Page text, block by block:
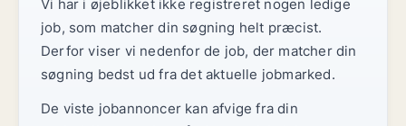
Vi har i øjeblikket ikke registreret nogen ledige
job, som matcher din søgning helt præcist.
Derfor viser vi nedenfor de job, der matcher din
søgning bedst ud fra det aktuelle jobmarked.
De viste jobannoncer kan afvige fra din